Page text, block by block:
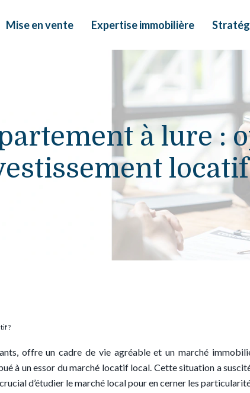
Mise en vente Expertise immobilière
à lure :
?
offre un cadre de vie agréable et un marché
à un essor du marché locatif local. Cette situation a
d’étudier le marché local pour en cerner les